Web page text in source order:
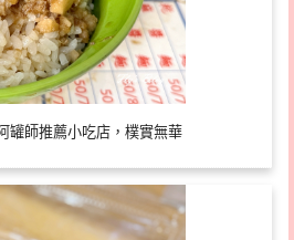
罐師推薦小吃店，樸實無華